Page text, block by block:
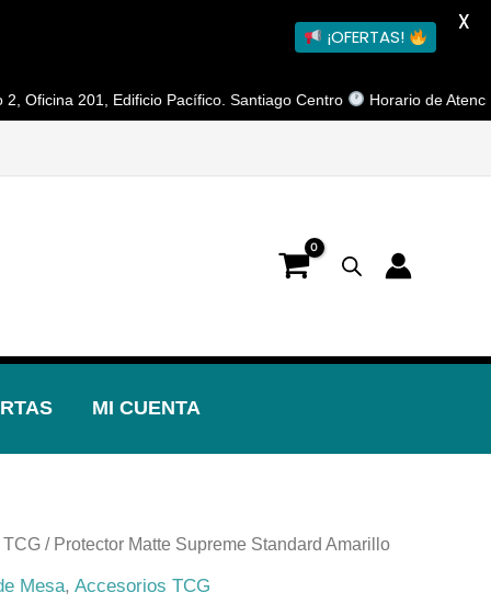
201, Edificio Pacífico. Santiago Centro Horario de Atención:
MI CUENTA
/ Protector Matte Supreme Standard Amarillo
Mesa, Accesorios TCG
¡OFERTAS!
X